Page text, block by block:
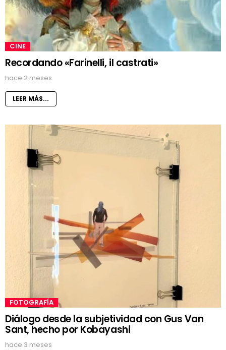
CINE
Recordando «Farinelli, il castrati»
hace 2 meses
LEER MÁS...
FOTOGRAFÍA
Diálogo desde la subjetividad con Gus Van
Sant, hecho por Kobayashi
hace 3 meses